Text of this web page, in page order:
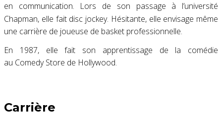
en communication. Lors de son passage à l’université
Chapman, elle fait disc jockey. Hésitante, elle envisage même
une carrière de joueuse de basket professionnelle.
En 1987, elle fait son apprentissage de la comédie
au Comedy Store de Hollywood.
Carrière